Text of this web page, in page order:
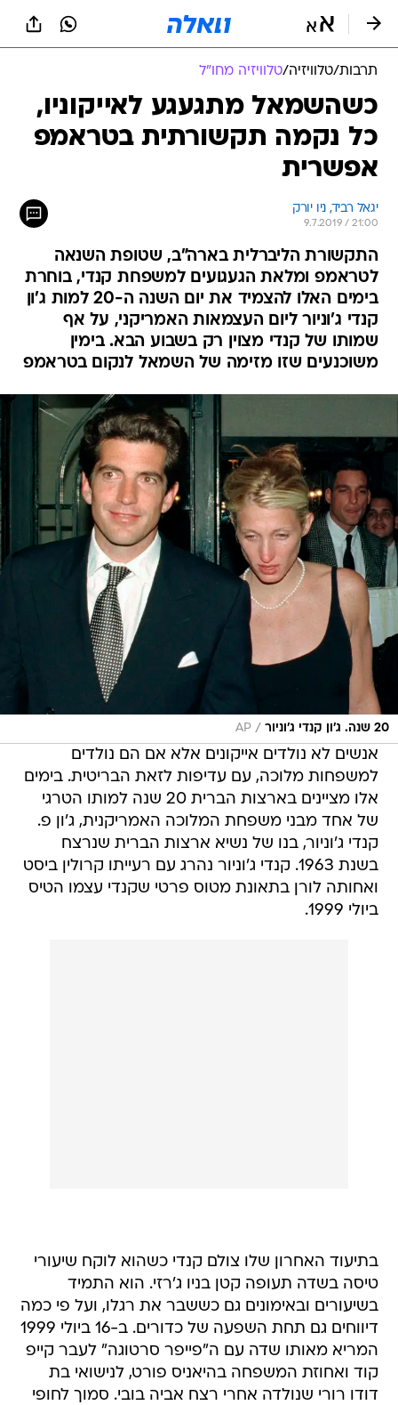
תרבות/טלוויזיה/טלוויזיה מחו"ל
כשהשמאל מתגעגע לאייקוניו,
כל נקמה תקשורתית בטראמפ
אפשרית
יגאל רביד, ניו יורק
9.7.2019 / 21:00
התקשורת הליברלית בארה"ב, שטופת השנאה
לטראמפ ומלאת הגעגועים למשפחת קנדי, בוחרת
בימים האלו להצמיד את יום השנה ה-20 למות ג'ון
קנדי ג'וניור ליום העצמאות האמריקני, על אף
שמותו של קנדי מצוין רק בשבוע הבא. בימין
משוכנעים שזו מזימה של השמאל לנקום בטראמפ
20 שנה. ג'ון קנדי ג'וניור /
AP
אנשים לא נולדים אייקונים אלא אם הם נולדים
למשפחות מלוכה, עם עדיפות לזאת הבריטית. בימים
אלו מציינים בארצות הברית 20 שנה למותו הטרגי
של אחד מבני משפחת המלוכה האמריקנית, ג'ון פ.
קנדי ג'וניור, בנו של נשיא ארצות הברית שנרצח
בשנת 1963. קנדי ג'וניור נהרג עם רעייתו קרולין ביסט
ואחותה לורן בתאונת מטוס פרטי שקנדי עצמו הטיס
ביולי 1999.
בתיעוד האחרון שלו צולם קנדי כשהוא לוקח שיעורי
טיסה בשדה תעופה קטן בניו ג'רזי. הוא התמיד
בשיעורים ובאימונים גם כששבר את רגלו, ועל פי כמה
דיווחים גם תחת השפעה של כדורים. ב-16 ביולי 1999
המריא מאותו שדה עם ה"פייפר סרטוגה" לעבר קייפ
קוד ואחוזת המשפחה בהיאניס פורט, לנישואי בת
דודו רורי שנולדה אחרי רצח אביה בובי. סמוך לחופי